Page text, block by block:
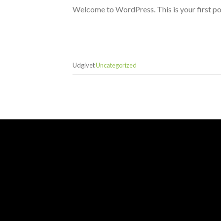
Welcome to WordPress. This is your first
UdgivetUncategorized